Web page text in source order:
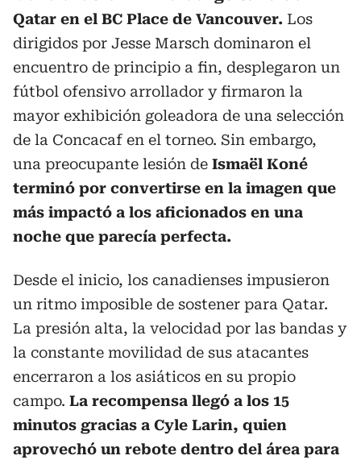
Qatar en el BC Place de Vancouver. Los
dirigidos por Jesse Marsch dominaron el
encuentro de principio a fin, desplegaron un
fútbol ofensivo arrollador y firmaron la
mayor exhibición goleadora de una selección
de la Concacaf en el torneo. Sin embargo,
una preocupante lesión de Ismaël Koné
terminó por convertirse en la imagen que
más impactó a los aficionados en una
noche que parecía perfecta.
Desde el inicio, los canadienses impusieron
un ritmo imposible de sostener para Qatar.
La presión alta, la velocidad por las bandas y
la constante movilidad de sus atacantes
encerraron a los asiáticos en su propio
campo. La recompensa llegó a los 15
minutos gracias a Cyle Larin, quien
aprovechó un rebote dentro del área para